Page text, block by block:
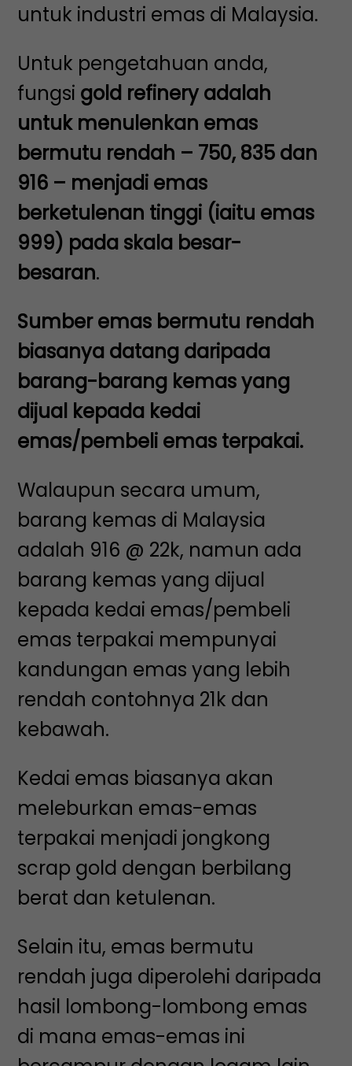
untuk industri emas di Malaysia.
Untuk pengetahuan anda,
fungsi gold refinery adalah
untuk menulenkan emas
bermutu rendah – 750, 835 dan
916 – menjadi emas
berketulenan tinggi (iaitu emas
999) pada skala besar-
besaran.
Sumber emas bermutu rendah
biasanya datang daripada
barang-barang kemas yang
dijual kepada kedai
emas/pembeli emas terpakai.
Walaupun secara umum,
barang kemas di Malaysia
adalah 916 @ 22k, namun ada
barang kemas yang dijual
kepada kedai emas/pembeli
emas terpakai mempunyai
kandungan emas yang lebih
rendah contohnya 21k dan
kebawah.
Kedai emas biasanya akan
meleburkan emas-emas
terpakai menjadi jongkong
scrap gold dengan berbilang
berat dan ketulenan.
Selain itu, emas bermutu
rendah juga diperolehi daripada
hasil lombong-lombong emas
di mana emas-emas ini